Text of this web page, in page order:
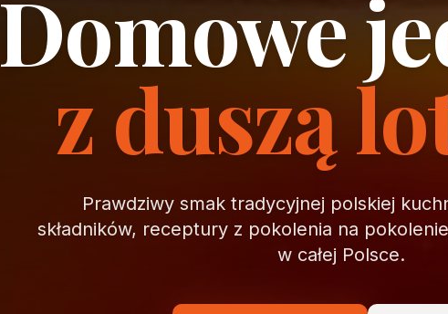
Domowe
z duszą
Prawdziwy smak tradycyjnej polskiej
składników, receptury z pokolenia na
w całej Polsce.